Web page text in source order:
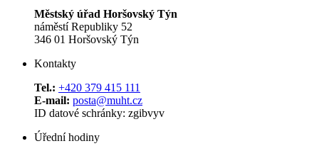
Městský úřad Horšovský Týn
náměstí Republiky 52
346 01 Horšovský Týn
Kontakty
Tel.: +420 379 415 111
E-mail: posta@muht.cz
ID datové schránky: zgibvyv
Úřední hodiny